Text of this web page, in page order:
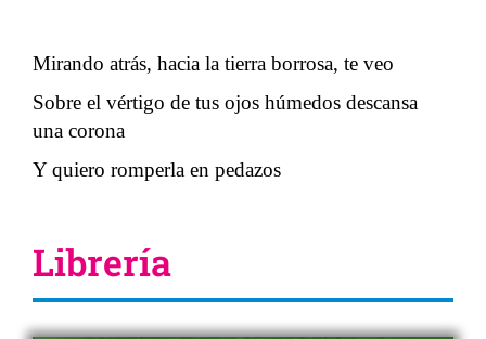
Mirando atrás, hacia la tierra borrosa, te veo
Sobre el vértigo de tus ojos húmedos descansa
una corona
Y quiero romperla en pedazos
Librería